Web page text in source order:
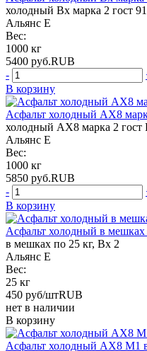
холодный Вх марка 2 гост
Альянс Е
Вес:
1000 кг
5400 руб.RUB
-
В корзину
Асфальт холодный АХ8
холодный АХ8 марка 2 гост
Альянс Е
Вес:
1000 кг
5850 руб.RUB
-
В корзину
Асфальт холодный в мешках
в мешках по 25 кг, Вх 2
Альянс Е
Вес:
25 кг
450 руб/штRUB
нет в наличии
В корзину
Асфальт холодный АХ8 М1